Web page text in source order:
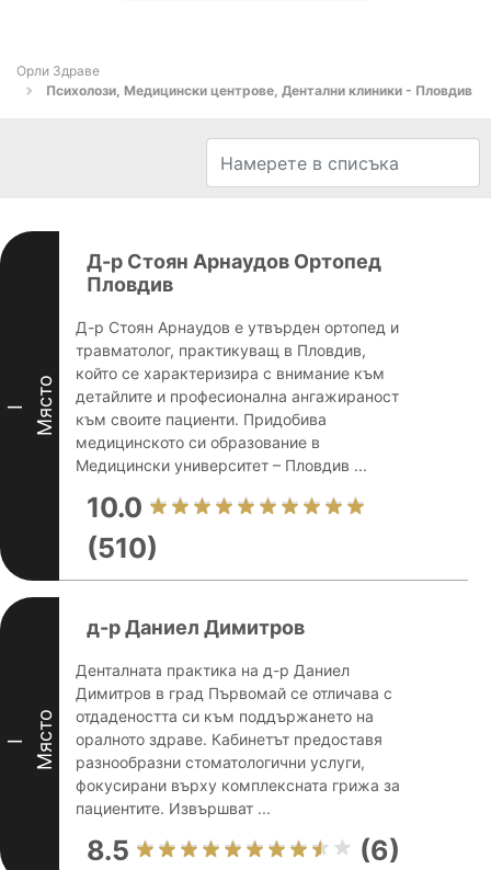
Орли Здраве
Психолози, Медицински центрове, Дентални клиники - Пловдив
I Място
Д-р Стоян Арнаудов Ортопед
Пловдив
Д-р Стоян Арнаудов е утвърден ортопед и
травматолог, практикуващ в Пловдив,
който се характеризира с внимание към
детайлите и професионална ангажираност
към своите пациенти. Придобива
медицинското си образование в
Медицински университет – Пловдив ...
10.0
(510)
I Място
д-р Даниел Димитров
Денталната практика на д-р Даниел
Димитров в град Първомай се отличава с
отдадеността си към поддържането на
оралното здраве. Кабинетът предоставя
разнообразни стоматологични услуги,
фокусирани върху комплексната грижа за
пациентите. Извършват ...
8.5 (6)